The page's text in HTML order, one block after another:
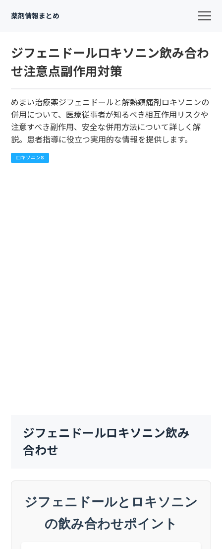
薬剤情報まとめ
ジフェニドールロキソニン飲み合わ
せ注意点副作用対策
めまい治療薬ジフェニドールと解熱鎮痛剤ロキソニンの
併用について、医療従事者が知るべき相互作用リスクや
注意すべき副作用、安全な併用方法について詳しく解
説。患者指導に役立つ実用的な情報を提供します。
ロキソニンS
ジフェニドールロキソニン飲み
合わせ
ジフェニドールとロキソニン
の飲み合わせポイント